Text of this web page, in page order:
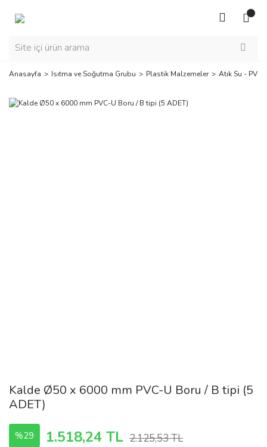
Anasayfa Isıtma ve Soğutma Grubu Plastik Malzemeler Atık Su - PVC
Kalde Ø50 x 6000 mm PVC-U Boru / B tipi (5
ADET)
%29 1.518,24 TL 2.125,53 TL